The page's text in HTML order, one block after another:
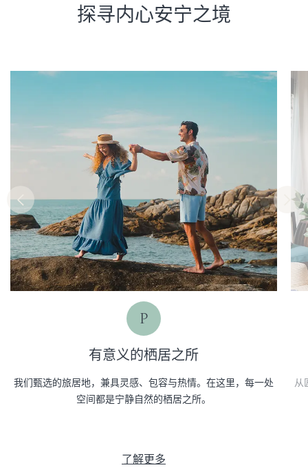
探寻内心安宁之境
P
有意义的栖居之所
我们甄选的旅居地，兼具灵感、包容与热情。在这里，每一处
空间都是宁静自然的栖居之所。
了解更多
从